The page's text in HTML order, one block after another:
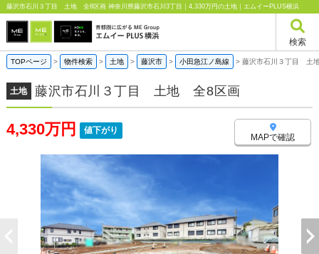
藤沢市石川３丁目 土地 全8区画 神奈川県藤沢市石川3丁目｜4,330万円の土地｜エムイーPLUS横浜
検索
TOPページ > 物件検索 > 土地 > 藤沢市 > 小田急江ノ島線 > 藤沢市石川３丁目 土
土地 藤沢市石川３丁目 土地 全8区画
4,330万円 値下がり
MAPで確認